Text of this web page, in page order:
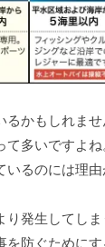
るかもしれま
多いですよね
いるのには理
り発⽣してし
を防ぐために